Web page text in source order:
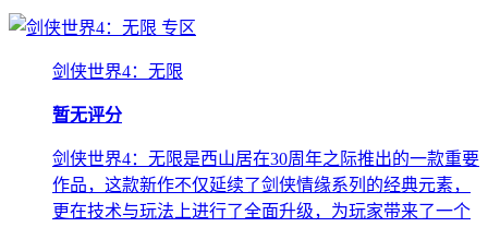
专区
剑侠世界4：无限
暂无评分
剑侠世界4：无限是西山居在30周年之际推出的一款重要
作品，这款新作不仅延续了剑侠情缘系列的经典元素，
更在技术与玩法上进行了全面升级，为玩家带来了一个